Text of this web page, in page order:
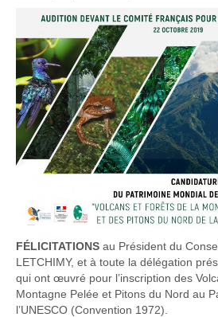
FÉLICITATIONS au Président du
LETCHIMY, et à toute la délégation
qui ont œuvré pour l’inscription des
Montagne Pelée et Pitons du Nord au
l’UNESCO (Convention 1972).